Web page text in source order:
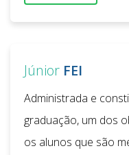
Júnior FEI
Administrada e
graduação, um dos
os alunos que são